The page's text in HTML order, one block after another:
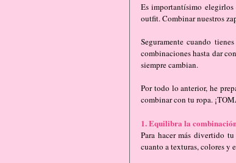
Es importantísimo elegirlos
outfit. Combinar nuestros
Seguramente cuando
combinaciones hasta dar
siempre cambian.
Por todo lo anterior, he
combinar con tu ropa.
1. Equilibra la
Para hacer más divertido
cuanto a texturas, colores y